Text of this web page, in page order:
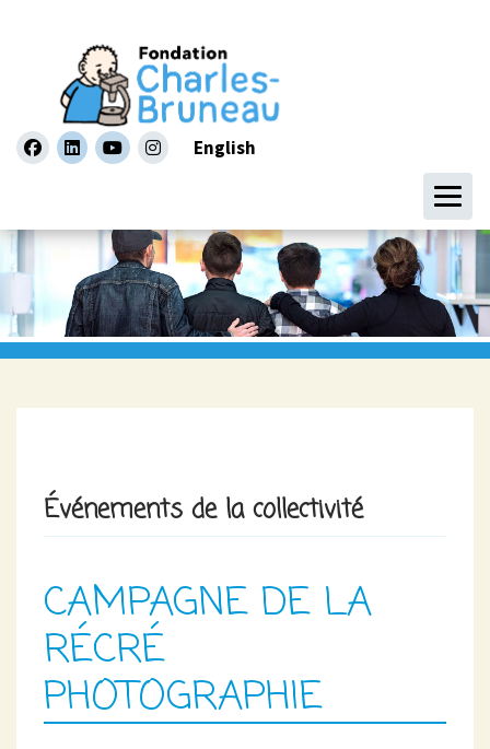
facebooklinkedinyoutubeinstagramEnglish
Événements de la collectivité
CAMPAGNE DE LA
RÉCRÉ
PHOTOGRAPHIE